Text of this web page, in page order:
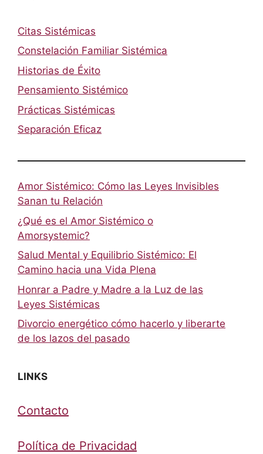
Citas Sistémicas
Constelación Familiar Sistémica
Historias de Éxito
Pensamiento Sistémico
Prácticas Sistémicas
Separación Eficaz
Amor Sistémico: Cómo las Leyes Invisibles
Sanan tu Relación
¿Qué es el Amor Sistémico o
Amorsystemic?
Salud Mental y Equilibrio Sistémico: El
Camino hacia una Vida Plena
Honrar a Padre y Madre a la Luz de las
Leyes Sistémicas
Divorcio energético cómo hacerlo y liberarte
de los lazos del pasado
LINKS
Contacto
Política de Privacidad